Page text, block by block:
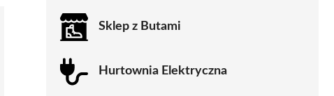
Sklep z Butami
Hurtownia Elektryczna